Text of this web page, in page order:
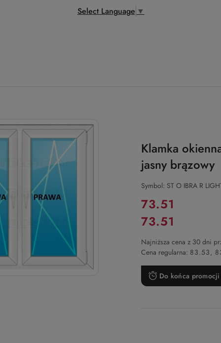
Select Language ▼
Klamka
jasny brązowy
Symbol: ST O IBRA R
Cena:
73.51
Cena:
73.51
Najniższa cena z 30 dni
Cena regularna: 83.53
Do końca promocji